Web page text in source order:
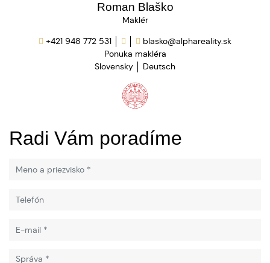
Roman Blaško
Maklér
+421 948 772 531
blasko@alphareality.sk
Ponuka makléra
Slovensky
Deutsch
Radi Vám poradíme